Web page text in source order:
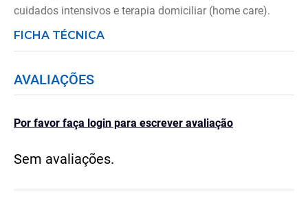
cuidados intensivos e terapia domiciliar (home care).
FICHA TÉCNICA
AVALIAÇÕES
Por favor faça login para escrever avaliação
Sem avaliações.